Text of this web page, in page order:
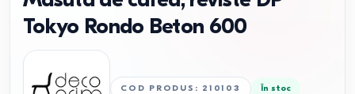
Tokyo Rondo Beton 600
COD PRODUS : 210103 În stoc